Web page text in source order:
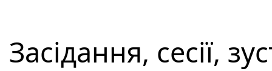
Засідання, сесії,